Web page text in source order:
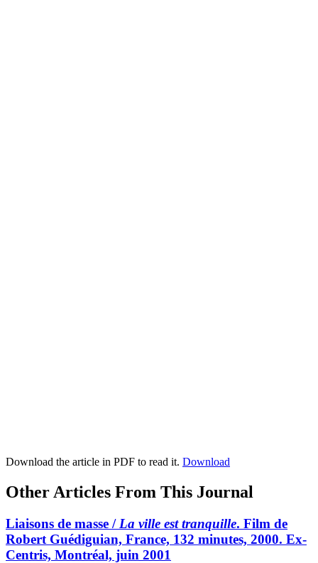
Download the article in PDF to read it. Download
Other Articles From This Journal
Liaisons de masse / La ville est tranquille. Film de
Robert Guédiguian, France, 132 minutes, 2000. Ex-
Centris, Montréal, juin 2001